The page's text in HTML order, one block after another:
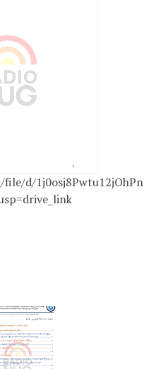
d/1j0osj8Pwtu12jOhPn